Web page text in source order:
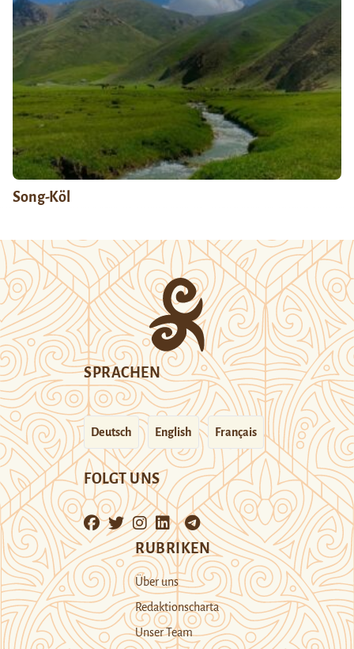
Song-Köl
SPRACHEN
Deutsch English Français
FOLGT UNS
RUBRIKEN
Über uns
Redaktionscharta
Unser Team